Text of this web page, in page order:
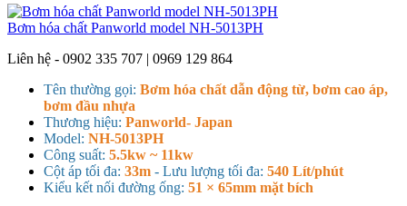
Bơm hóa chất Panworld model NH-5013PH
Liên hệ - 0902 335 707 | 0969 129 864
Tên thường gọi: Bơm hóa chất dẫn động từ, bơm cao áp,
bơm đầu nhựa
Thương hiệu: Panworld- Japan
Model: NH-5013PH
Công suất: 5.5kw ~ 11kw
Cột áp tối đa: 33m - Lưu lượng tối đa: 540 Lít/phút
Kiểu kết nối đường ống: 51 × 65mm mặt bích